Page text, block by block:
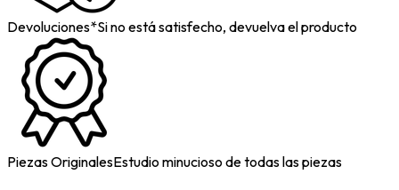
Devoluciones*Si no está satisfecho, devuelva el producto
Piezas OriginalesEstudio minucioso de todas las piezas